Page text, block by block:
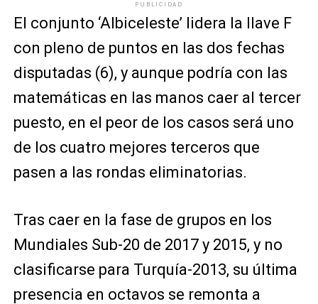
PUBLICIDAD
El conjunto ‘Albiceleste’ lidera la llave F
con pleno de puntos en las dos fechas
disputadas (6), y aunque podría con las
matemáticas en las manos caer al tercer
puesto, en el peor de los casos será uno
de los cuatro mejores terceros que
pasen a las rondas eliminatorias.
Tras caer en la fase de grupos en los
Mundiales Sub-20 de 2017 y 2015, y no
clasificarse para Turquía-2013, su última
presencia en octavos se remonta a